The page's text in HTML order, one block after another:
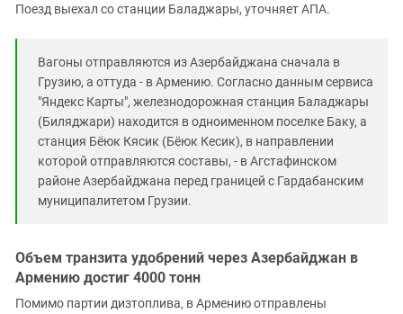
Поезд выехал со станции Баладжары, уточняет АПА.
Вагоны отправляются из Азербайджана сначала в
Грузию, а оттуда - в Армению. Согласно данным сервиса
"Яндекс Карты", железнодорожная станция Баладжары
(Биляджари) находится в одноименном поселке Баку, а
станция Бёюк Кясик (Бёюк Кесик), в направлении
которой отправляются составы, - в Агстафинском
районе Азербайджана перед границей с Гардабанским
муниципалитетом Грузии.
Объем транзита удобрений через Азербайджан в
Армению достиг 4000 тонн
Помимо партии дизтоплива, в Армению отправлены